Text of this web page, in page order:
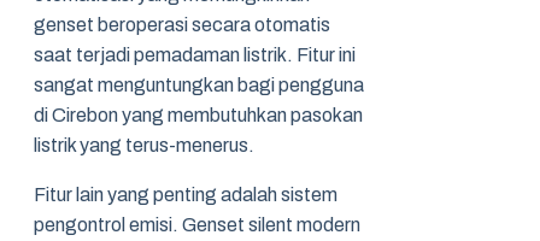
genset beroperasi secara otomatis
saat terjadi pemadaman listrik. Fitur ini
sangat menguntungkan bagi pengguna
di Cirebon yang membutuhkan pasokan
listrik yang terus-menerus.
Fitur lain yang penting adalah sistem
pengontrol emisi. Genset silent modern